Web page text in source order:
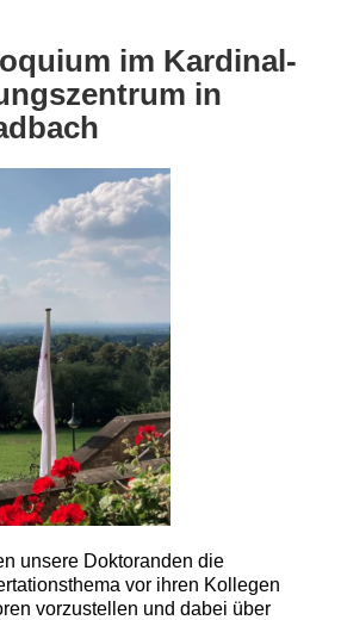
im Kardinal-
in
unsere Doktoranden die
vor ihren Kollegen
vorzustellen und dabei über